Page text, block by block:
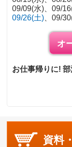
09/09(水)
09/
09/26(土)
09/
オ
お仕事帰りに!
資料